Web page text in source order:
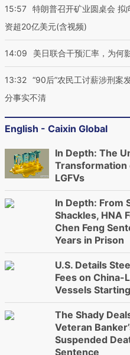
入侵”还是“人道危
难民潮撕裂西班牙
湖北宜昌局部短
128毫米 紧急转移
】走进第四届链博
数智科技“链”接产
【特别呈现】寻
有意思的生活方式
15:57 特朗普召开矿业圆桌会 拟
资超20亿美元(含视频)
14:09 美日联合干预汇率，为何
13:32 “90后”农民工讨薪涉刑案
分事实不清
English - Caixin Global
In Depth: The
Transformation
LGFVs
In Depth: From
Shackles, HNA
Chen Feng
Years in Prison
U.S. Details
Fees on China-
Vessels
The Shady
Veteran
Suspended
Sentence